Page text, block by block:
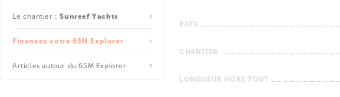
Le chantier :Sunreef Yachts
Financez votre 65M Explorer
Articles autour du 65M Explorer
PAYS
CHANTIER
LONGUEUR HORS TOUT